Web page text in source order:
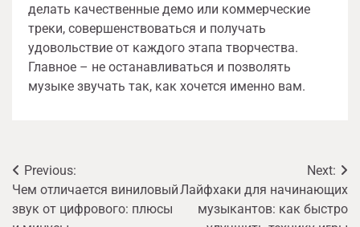
делать качественные демо или коммерческие
треки, совершенствоваться и получать
удовольствие от каждого этапа творчества.
Главное – не останавливаться и позволять
музыке звучать так, как хочется именно вам.
Навигация
по
Previous:
Чем отличается виниловый
звук от цифрового: плюсы
Next:
Лайфхаки для начинающих
музыкантов: как быстро